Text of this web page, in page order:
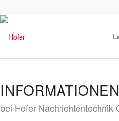
bei Hofer Nachrichtentechnik